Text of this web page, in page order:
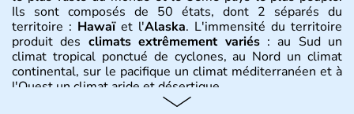
Ils sont composés de 50 états, dont 2 séparés du
territoire : Hawaïet l'Alaska. L'immensité du territoire
produit des climats extrêmement variés: au Sud un
climat tropical ponctué de cyclones, au Nord un climat
continental, sur le pacifique un climat méditerranéen et à
l'Ouest un climat aride et désertique.